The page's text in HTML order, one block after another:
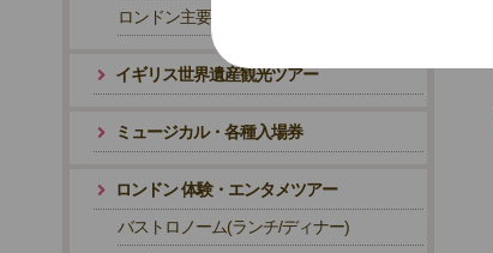
ロンドン主要美術館・博物館ツアー
イギリス世界遺産観光ツアー
ミュージカル・各種入場券
ロンドン 体験・エンタメツアー
バストロノーム(ランチ/ディナー)